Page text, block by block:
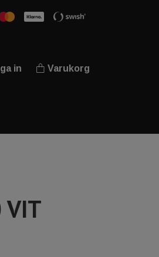
in Varukorg